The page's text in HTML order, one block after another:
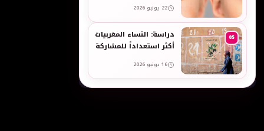
بالبشرة الحساسة -
taroudant press
22 يونيو 2026
05
دراسة: النساء المغربيات
أكثر استعداداً للمشاركة
بالرجال
16 يونيو 2026